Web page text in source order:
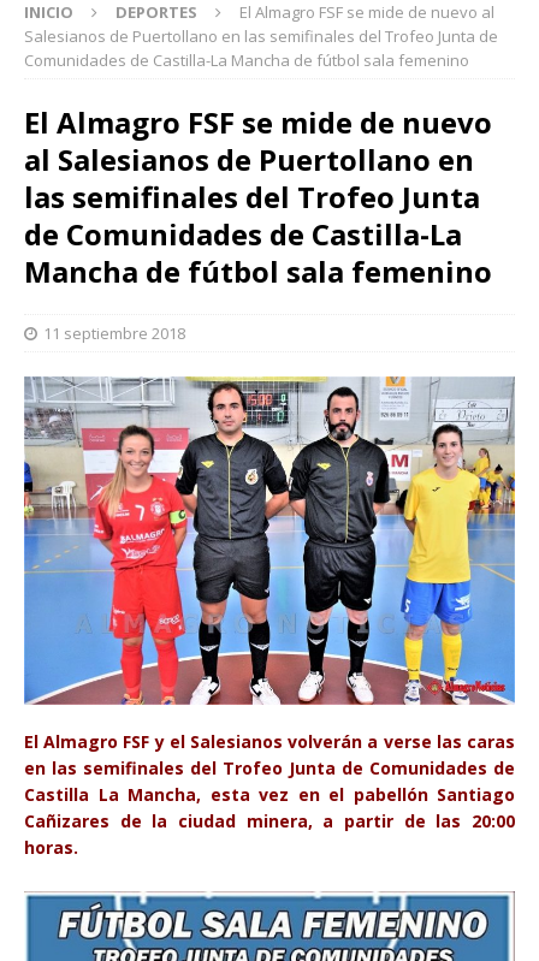
INICIO DEPORTES
El Almagro FSF se mide de nuevo al
Salesianos de Puertollano en las semifinales del Trofeo Junta de
Comunidades de Castilla-La Mancha de fútbol sala femenino
El Almagro FSF se mide de nuevo
al Salesianos de Puertollano en
las semifinales del Trofeo Junta
de Comunidades de Castilla-La
Mancha de fútbol sala femenino
11 septiembre 2018
El Almagro FSF y el Salesianos volverán a verse las caras
en las semifinales del Trofeo Junta de Comunidades de
Castilla La Mancha, esta vez en el pabellón Santiago
Cañizares de la ciudad minera, a partir de las 20:00
horas.